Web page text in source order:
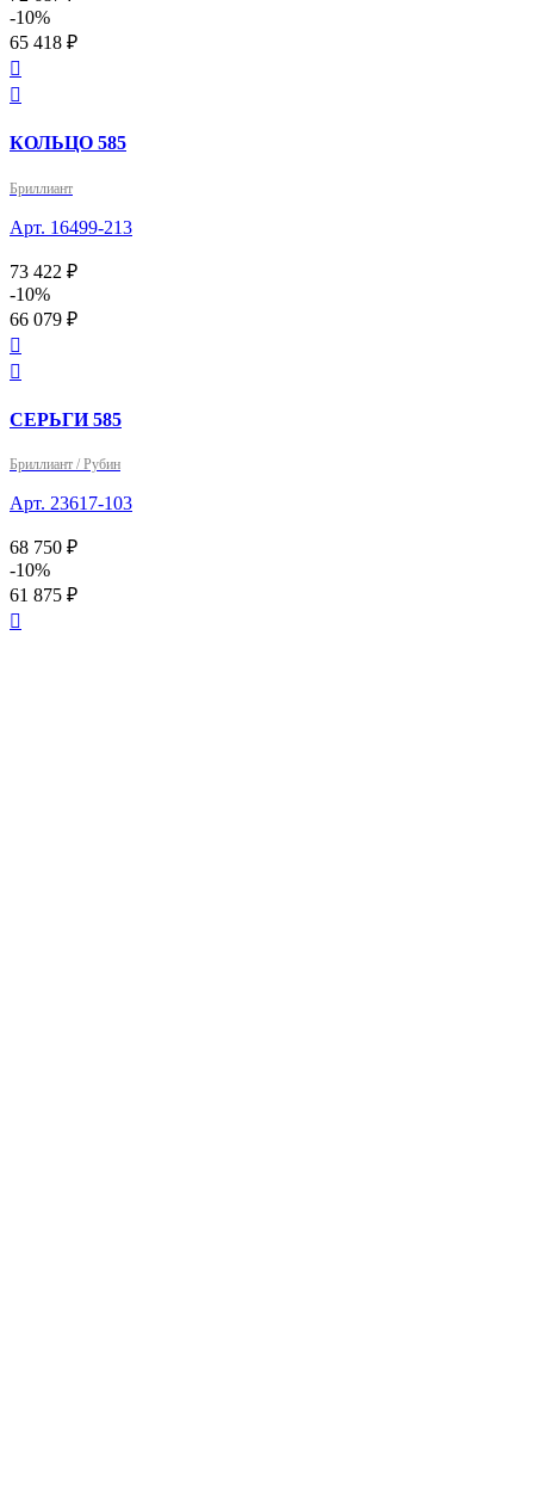
-10%
65 418 ₽


КОЛЬЦО 585
Бриллиант
Арт. 16499-213
73 422 ₽
-10%
66 079 ₽


СЕРЬГИ 585
Бриллиант / Рубин
Арт. 23617-103
68 750 ₽
-10%
61 875 ₽
